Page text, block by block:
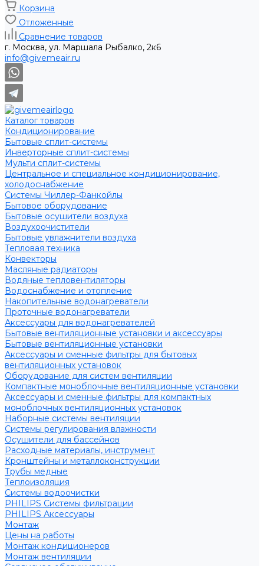
Корзина
Отложенные
Сравнение товаров
г. Москва, ул. Маршала Рыбалко, 2к6
info@givemeair.ru
Каталог товаров
Кондиционирование
Бытовые сплит-системы
Инверторные сплит-системы
Мульти сплит-системы
Центральное и специальное кондиционирование,
холодоснабжение
Системы Чиллер-Фанкойлы
Бытовое оборудование
Бытовые осушители воздуха
Воздухоочистители
Бытовые увлажнители воздуха
Тепловая техника
Конвекторы
Масляные радиаторы
Водяные тепловентиляторы
Водоснабжение и отопление
Накопительные водонагреватели
Проточные водонагреватели
Аксессуары для водонагревателей
Бытовые вентиляционные установки и аксессуары
Бытовые вентиляционные установки
Аксессуары и сменные фильтры для бытовых
вентиляционных установок
Оборудование для систем вентиляции
Компактные моноблочные вентиляционные установки
Аксессуары и сменные фильтры для компактных
моноблочных вентиляционных установок
Наборные системы вентиляции
Системы регулирования влажности
Осушители для бассейнов
Расходные материалы, инструмент
Кронштейны и металлоконструкции
Трубы медные
Теплоизоляция
Системы водоочистки
PHILIPS Системы фильтрации
PHILIPS Аксессуары
Монтаж
Цены на работы
Монтаж кондиционеров
Монтаж вентиляции